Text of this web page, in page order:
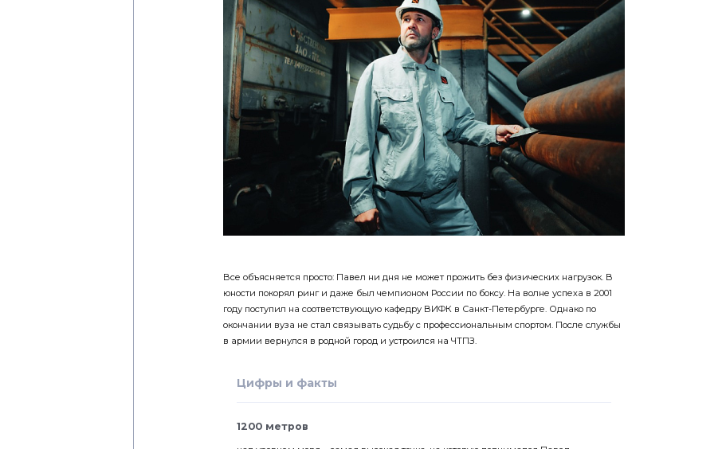
Все объясняется просто: Павел ни дня не может прожить без физических нагрузок. В
юности покорял ринг и даже был чемпионом России по боксу. На волне успеха в 2001
году поступил на соответствующую кафедру ВИФК в Санкт-Петербурге. Однако по
окончании вуза не стал связывать судьбу с профессиональным спортом. После службы
в армии вернулся в родной город и устроился на ЧТПЗ.
Цифры и факты
1200 метров